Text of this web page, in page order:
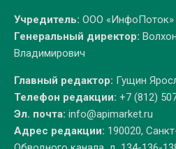
Учредитель: ООО «ИнфоПоток»
Генеральный директор:
Владимирович
Главный редактор: Гущин
Телефон редакции: +7 (812)
Эл. почта: info@apimarket.ru
Адрес редакции: 190020,